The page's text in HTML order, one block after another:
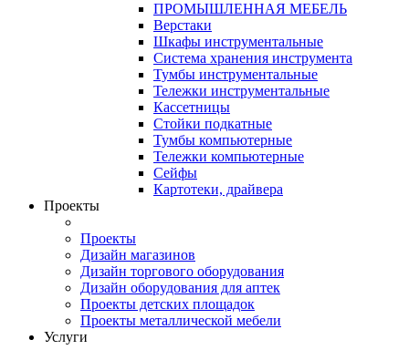
ПРОМЫШЛЕННАЯ МЕБЕЛЬ
Верстаки
Шкафы инструментальные
Система хранения инструмента
Тумбы инструментальные
Тележки инструментальные
Кассетницы
Стойки подкатные
Тумбы компьютерные
Тележки компьютерные
Сейфы
Картотеки, драйвера
Проекты
Проекты
Дизайн магазинов
Дизайн торгового оборудования
Дизайн оборудования для аптек
Проекты детских площадок
Проекты металлической мебели
Услуги